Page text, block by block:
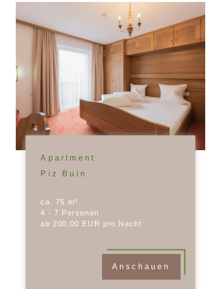
Apartment
Piz Buin
ca. 75 m²
4 - 7 Personen
ab 200,00 EUR pro Nacht
Anschauen